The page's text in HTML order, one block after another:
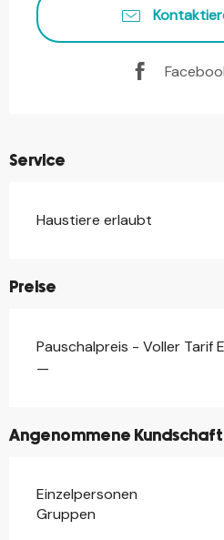
Service
Haustiere erlaubt
Preise
Preise 2026
Pauschalpreis - Voller Tarif
—
Angenommene
Einzelpersonen
Gruppen